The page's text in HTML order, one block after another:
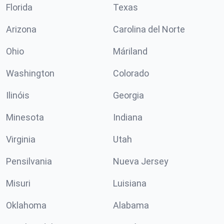
Florida Texas
Arizona Carolina del Norte
Ohio Máriland
Washington Colorado
Ilinóis Georgia
Minesota Indiana
Virginia Utah
Pensilvania Nueva Jersey
Misuri Luisiana
Oklahoma Alabama